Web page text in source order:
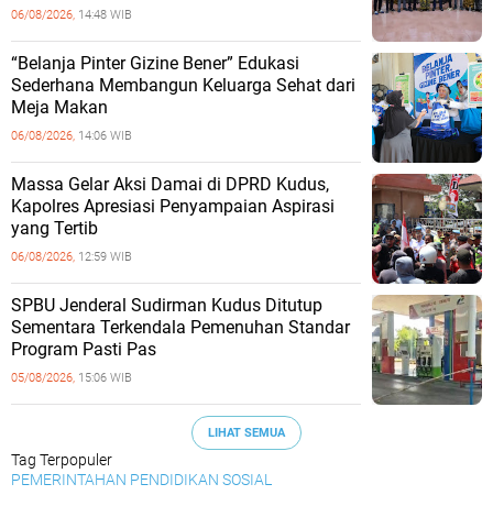
06/08/2026, 14:48 WIB
“Belanja Pinter Gizine Bener” Edukasi
Sederhana Membangun Keluarga Sehat dari
Meja Makan
06/08/2026, 14:06 WIB
Massa Gelar Aksi Damai di DPRD Kudus,
Kapolres Apresiasi Penyampaian Aspirasi
yang Tertib
06/08/2026, 12:59 WIB
SPBU Jenderal Sudirman Kudus Ditutup
Sementara Terkendala Pemenuhan Standar
Program Pasti Pas
05/08/2026, 15:06 WIB
LIHAT SEMUA
Tag Terpopuler
PEMERINTAHAN PENDIDIKAN SOSIAL